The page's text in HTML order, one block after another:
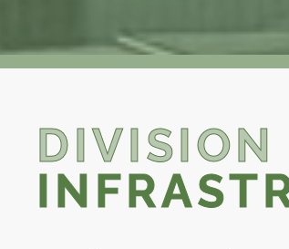
DIVISION